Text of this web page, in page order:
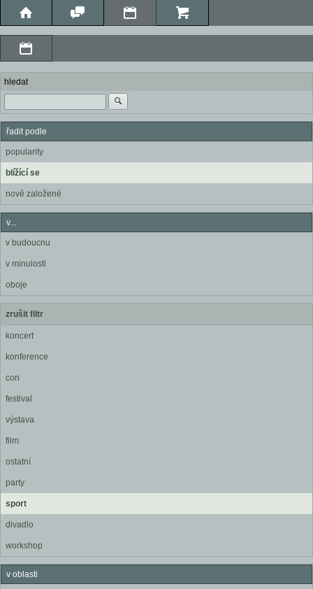
hledat
řadit podle
popularity
blížící se
nově založené
v...
v budoucnu
v minulosti
oboje
zrušit filtr
koncert
konference
con
festival
výstava
film
ostatní
party
sport
divadlo
workshop
v oblasti